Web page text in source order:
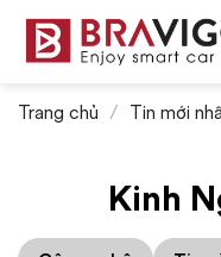
dungTrang chủ / Tin mới
Kinh